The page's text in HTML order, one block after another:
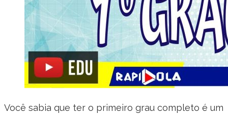
Você sabia que ter o primeiro grau completo é um